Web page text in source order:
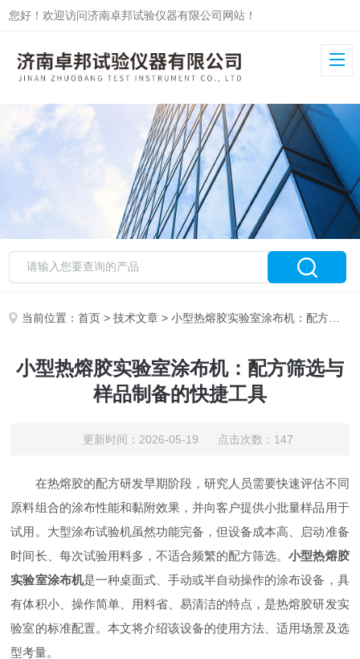
您好！欢迎访问济南卓邦试验仪器有限公司网站！
当前位置：首页 >技术文章 > 小型热熔胶实验室涂布机：配方筛选与样品制备的快捷工具
小型热熔胶实验室涂布机：配方筛选与
样品制备的快捷工具
更新时间：2026-05-19 点击次数：147
在热熔胶的配方研发早期阶段，研究人员需要快速评估不同
原料组合的涂布性能和黏附效果，并向客户提供小批量样品用于
试用。大型涂布试验机虽然功能完备，但设备成本高、启动准备
时间长、每次试验用料多，不适合频繁的配方筛选。小型热熔胶
实验室涂布机是一种桌面式、手动或半自动操作的涂布设备，具
有体积小、操作简单、用料省、易清洁的特点，是热熔胶研发实
验室的标准配置。本文将介绍该设备的使用方法、适用场景及选
型考量。